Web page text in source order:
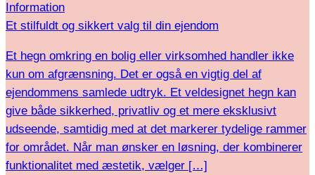
Information
Et stilfuldt og sikkert valg til din ejendom
Et hegn omkring en bolig eller virksomhed handler ikke
kun om afgrænsning. Det er også en vigtig del af
ejendommens samlede udtryk. Et veldesignet hegn kan
give både sikkerhed, privatliv og et mere eksklusivt
udseende, samtidig med at det markerer tydelige rammer
for området. Når man ønsker en løsning, der kombinerer
funktionalitet med æstetik, vælger […]